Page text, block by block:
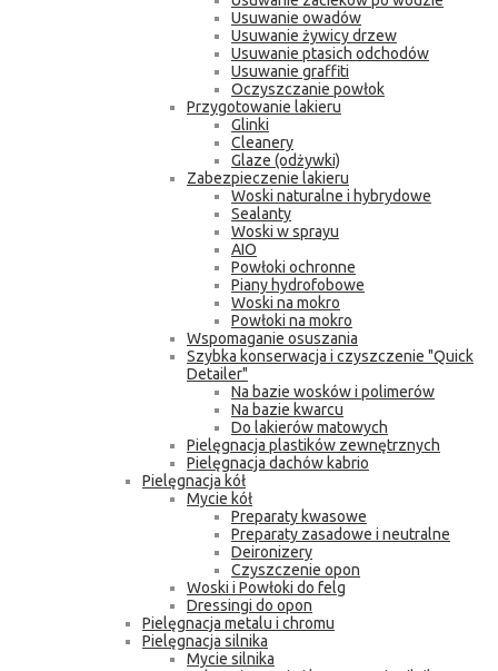
Usuwanie owadów
Usuwanie żywicy drzew
Usuwanie ptasich odchodów
Usuwanie graffiti
Oczyszczanie powłok
Przygotowanie lakieru
Glinki
Cleanery
Glaze (odżywki)
Zabezpieczenie lakieru
Woski naturalne i hybrydowe
Sealanty
Woski w sprayu
AIO
Powłoki ochronne
Piany hydrofobowe
Woski na mokro
Powłoki na mokro
Wspomaganie osuszania
Szybka konserwacja i czyszczenie "Quick
Detailer"
Na bazie wosków i polimerów
Na bazie kwarcu
Do lakierów matowych
Pielęgnacja plastików zewnętrznych
Pielęgnacja dachów kabrio
Pielęgnacja kół
Mycie kół
Preparaty kwasowe
Preparaty zasadowe i neutralne
Deironizery
Czyszczenie opon
Woski i Powłoki do felg
Dressingi do opon
Pielęgnacja metalu i chromu
Pielęgnacja silnika
Mycie silnika